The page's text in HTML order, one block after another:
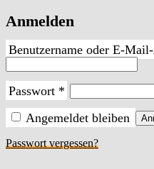
Anmelden
Benutzername oder E-
Passwort *Erforderlich
Angemeldet bleiben
Passwort vergessen?